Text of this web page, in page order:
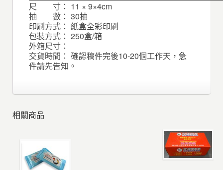
尺 寸： 11 × 9×4cm
抽 數： 30抽
印刷方式： 紙盒全彩印刷
包裝方式： 250盒/箱
外箱尺寸：
交貨時間： 確認稿件完後10-20個工作天，急
件請先告知。
相關商品